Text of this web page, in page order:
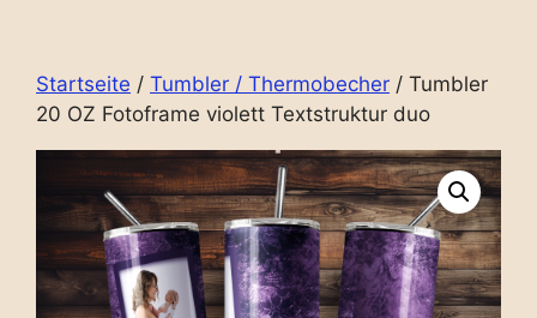
Startseite / Tumbler / Thermobecher / Tumbler
20 OZ Fotoframe violett Textstruktur duo